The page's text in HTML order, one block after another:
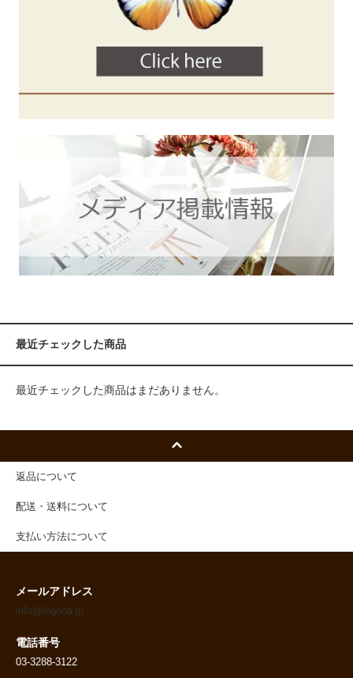
最近チェックした商品
最近チェックした商品はまだありません。
返品について
配送・送料について
支払い方法について
メールアドレス
info@logona.jp
電話番号
03-3288-3122